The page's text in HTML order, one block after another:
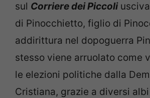
sul Corriere dei Piccoli
di Pinocchietto, figlio di
addirittura nel dopoguerra
stesso viene arruolato come
le elezioni politiche dalla
Cristiana, grazie a diversi